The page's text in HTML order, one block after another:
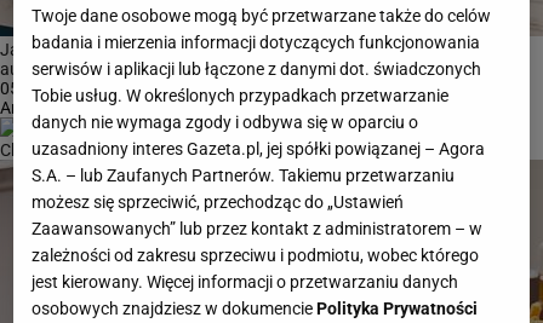
Jaki ekspres do kawy wybrać - kapsułkowy, kolbowy czy
automatyczny?...
05-10-2025 14:48
Artykuł sponsorowany
Charakterystyka dobrego sejfu biurowego
Twoje dane osobowe mogą być przetwarzane także do celów
badania i mierzenia informacji dotyczących funkcjonowania
serwisów i aplikacji lub łączone z danymi dot. świadczonych
Tobie usług. W określonych przypadkach przetwarzanie
danych nie wymaga zgody i odbywa się w oparciu o
uzasadniony interes Gazeta.pl, jej spółki powiązanej – Agora
S.A. – lub Zaufanych Partnerów. Takiemu przetwarzaniu
możesz się sprzeciwić, przechodząc do „Ustawień
Zaawansowanych” lub przez kontakt z administratorem – w
zależności od zakresu sprzeciwu i podmiotu, wobec którego
jest kierowany. Więcej informacji o przetwarzaniu danych
osobowych znajdziesz w dokumenciePolityka Prywatności